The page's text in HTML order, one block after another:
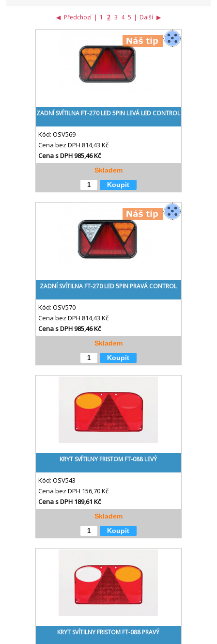
◀ Předchozí | 1 2 3 4 5 | Další ▶
ZADNÍ SVÍTILNA FT-270 LED 5PIN LEVÁ LED CONTROL
Kód: OSV569
Cena bez DPH 814,43 Kč
Cena s DPH985,46 Kč
Skladem
Koupit
ZADNÍ SVÍTILNA FT-270 LED 5PIN PRAVÁ CONTROL
Kód: OSV570
Cena bez DPH 814,43 Kč
Cena s DPH985,46 Kč
Skladem
Koupit
KRYT SVÍTILNY FRISTOM FT-088 LEVÝ
Kód: OSV543
Cena bez DPH 156,70 Kč
Cena s DPH 189,61 Kč
Skladem
Koupit
KRYT SVÍTILNY FRISTOM FT-088 PRAVÝ